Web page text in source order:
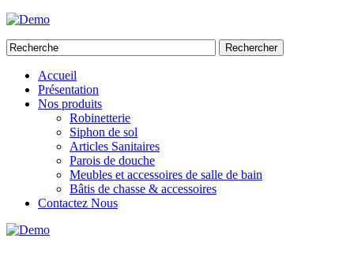
Rechercher
Accueil
Présentation
Nos produits
Robinetterie
Siphon de sol
Articles Sanitaires
Parois de douche
Meubles et accessoires de salle de bain
Bâtis de chasse & accessoires
Contactez Nous